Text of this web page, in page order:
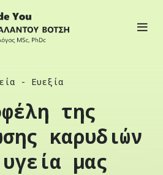
- Ευεξία
της
καρυδιών
μας